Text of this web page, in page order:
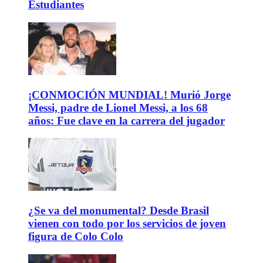
Estudiantes
¡CONMOCIÓN MUNDIAL! Murió Jorge
Messi, padre de Lionel Messi, a los 68
años: Fue clave en la carrera del jugador
¿Se va del monumental? Desde Brasil
vienen con todo por los servicios de joven
figura de Colo Colo